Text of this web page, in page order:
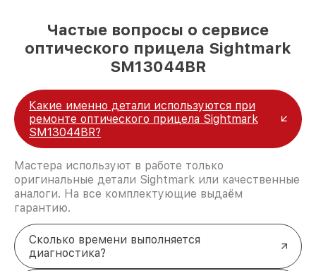
Частые вопросы о сервисе
оптического прицела Sightmark
SM13044BR
Какие именно детали используются при
ремонте оптического прицела Sightmark
SM13044BR?
Мастера используют в работе только
оригинальные детали Sightmark или качественные
аналоги. На все комплектующие выдаём
гарантию.
Сколько времени выполняется
диагностика?